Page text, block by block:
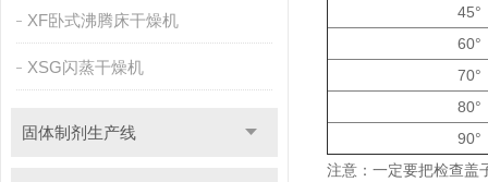
XF卧式沸腾床干燥机
XSG闪蒸干燥机
固体制剂生产线
45°
60°
70°
80°
90°
注意：一定要把检查盖